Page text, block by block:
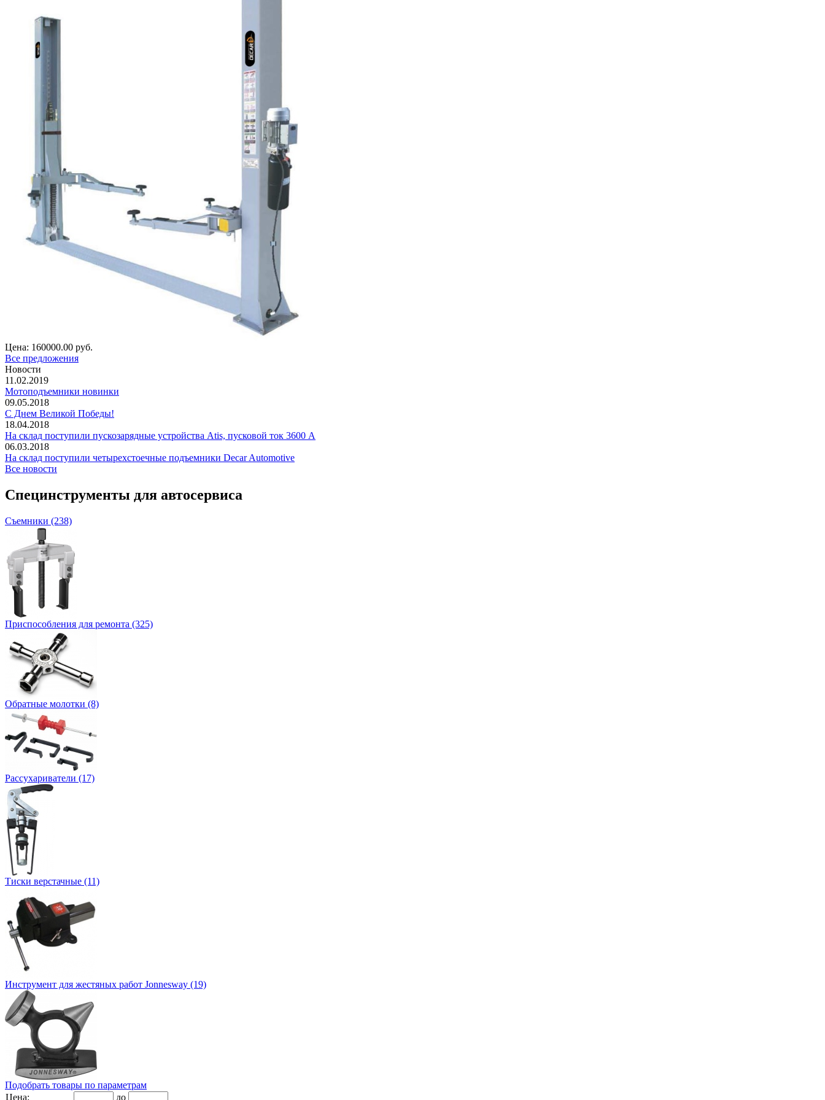
Цена: 160000.00 руб.
Все предложения
Новости
11.02.2019
Мотоподъемники новинки
09.05.2018
С Днем Великой Победы!
18.04.2018
На склад поступили пускозарядные устройства Atis, пусковой ток 3600 А
06.03.2018
На склад поступили четырехстоечные подъемники Decar Automotive
Все новости
Специнструменты для автосервиса
Съемники (238)
Приспособления для ремонта (325)
Обратные молотки (8)
Рассухариватели (17)
Тиски верстачные (11)
Инструмент для жестяных работ Jonnesway (19)
Подобрать товары по параметрам
Цена:
до